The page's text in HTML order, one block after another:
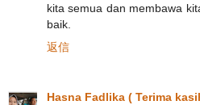
kita semua dan membawa
baik.
返信
Hasna Fadlika ( Terima